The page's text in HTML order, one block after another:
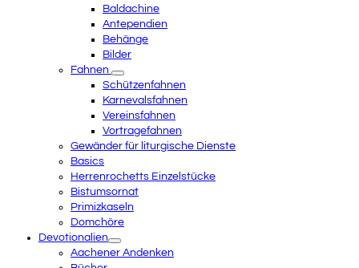
Baldachine
Antependien
Behänge
Bilder
Fahnen
Schützenfahnen
Karnevalsfahnen
Vereinsfahnen
Vortragefahnen
Gewänder für liturgische Dienste
Basics
Herrenrochetts Einzelstücke
Bistumsornat
Primizkaseln
Domchöre
Devotionalien
Aachener Andenken